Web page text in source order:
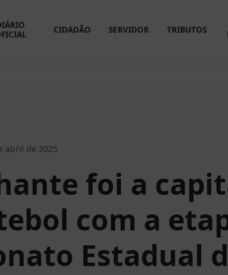
CIDADÃO SERVIDOR TRIBUTOS
abril de 2025
foi a
com a
Estadual